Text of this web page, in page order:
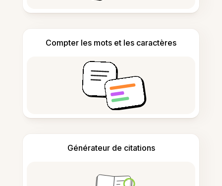
Compter les mots et les caractères
Générateur de citations